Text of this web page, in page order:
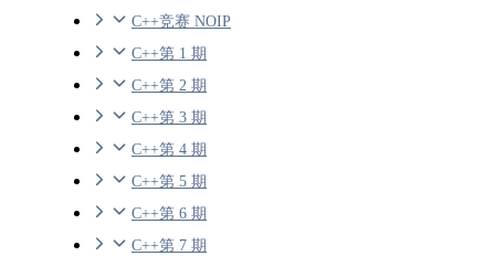
C++竞赛 NOIP
C++第 1 期
C++第 2 期
C++第 3 期
C++第 4 期
C++第 5 期
C++第 6 期
C++第 7 期